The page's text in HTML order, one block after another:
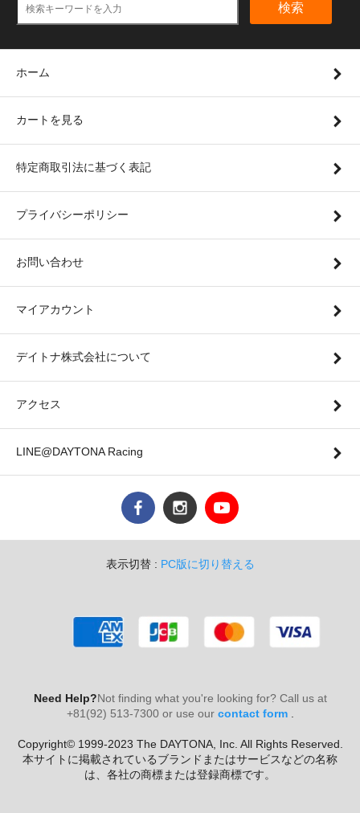
検索
ホーム
カートを見る
特定商取引法に基づく表記
プライバシーポリシー
お問い合わせ
マイアカウント
デイトナ株式会社について
アクセス
LINE@DAYTONA Racing
表示切替 : PC版に切り替える
Need Help?Not finding what you're looking for? Call us at
+81(92) 513-7300 or use our contact form.
Copyright© 1999-2023 The DAYTONA, Inc. All Rights Reserved.
本サイトに掲載されているブランドまたはサービスなどの名称
は、各社の商標または登録商標です。